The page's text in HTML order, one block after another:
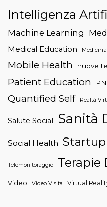
Intelligenza
Machine Learning
Medical Education
Mobile Health
nuove
Patient Education
Quantified Self
Realtà
Salute Social Sanità
Social Health Startup
Telemonitoraggio Terapie
Video Video Visita Virtual